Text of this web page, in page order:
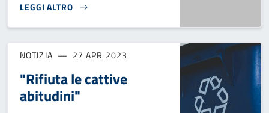
LEGGI ALTRO
CENTRO DI RACCOLTA RIFIUTI COMUNE DI CASTIGLION
NOTIZIA 27 APR 2023
"Rifiuta le cattive
abitudini"